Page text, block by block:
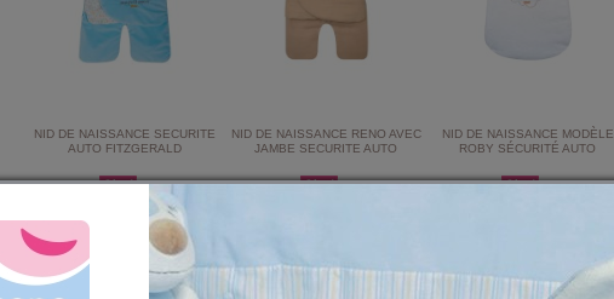
NID DE NAISSANCE SECURITE
AUTO FITZGERALD
30,39 €
NID DE NAISSANCE RENO AVEC
JAMBE SECURITE AUTO
NID DE NAISSANCE MODÈLE
ROBY SÉCURITÉ AUTO